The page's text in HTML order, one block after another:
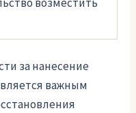
за нанесение
важным